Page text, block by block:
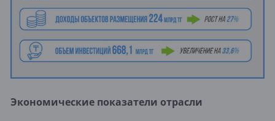
Экономические показатели отрасли